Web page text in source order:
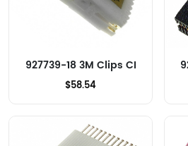
927739-18 3M Clips CI
$58.54